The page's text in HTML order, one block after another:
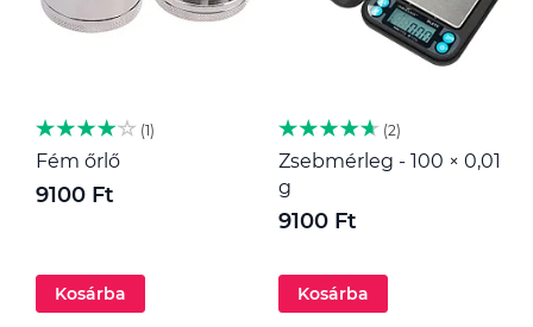
1
Fém őrlő
9100 Ft
Kosárba
2
Zsebmérleg - 100 × 0,01
g
9100 Ft
Kosárba